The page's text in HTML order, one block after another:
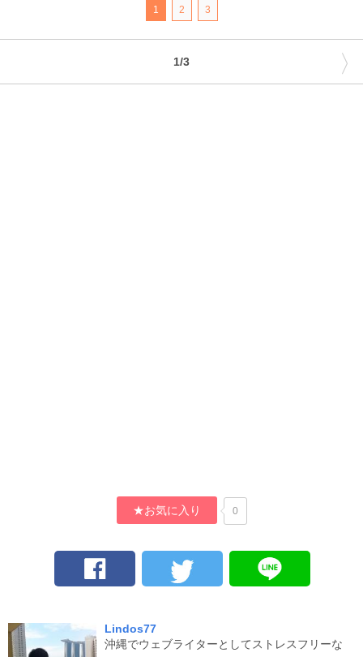
1 2 3
1/3 〉
★お気に入り 0
Lindos77
沖縄でウェブライターとしてストレスフリーな